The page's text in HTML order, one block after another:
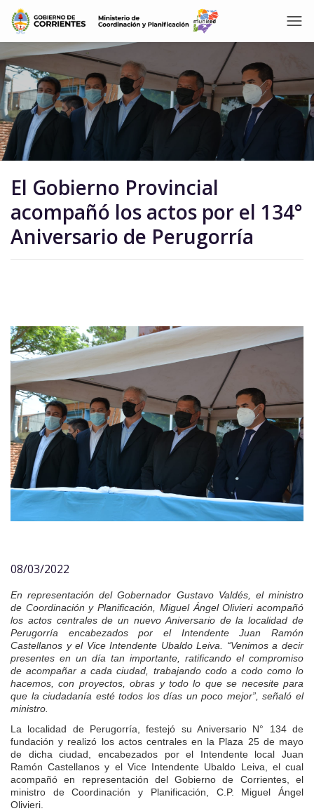
El Gobierno Provincial
acompañó los actos por el 134°
Aniversario de Perugorría
08/03/2022
En representación del Gobernador Gustavo Valdés, el ministro
de Coordinación y Planificación, Miguel Ángel Olivieri acompañó
los actos centrales de un nuevo Aniversario de la localidad de
Perugorría encabezados por el Intendente Juan Ramón
Castellanos y el Vice Intendente Ubaldo Leiva. “Venimos a decir
presentes en un día tan importante, ratificando el compromiso
de acompañar a cada ciudad, trabajando codo a codo como lo
hacemos, con proyectos, obras y todo lo que se necesite para
que la ciudadanía esté todos los días un poco mejor”, señaló el
ministro.
La localidad de Perugorría, festejó su Aniversario N° 134 de
fundación y realizó los actos centrales en la Plaza 25 de mayo
de dicha ciudad, encabezados por el Intendente local Juan
Ramón Castellanos y el Vice Intendente Ubaldo Leiva, el cual
acompañó en representación del Gobierno de Corrientes, el
ministro de Coordinación y Planificación, C.P. Miguel Ángel
Olivieri.